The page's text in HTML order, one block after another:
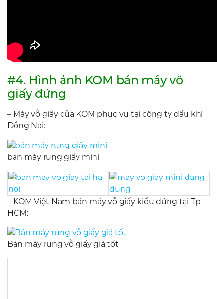
#4. Hình ảnh KOM bán máy vỗ
giấy đứng
– Máy vỗ giấy của KOM phục vụ tại công ty dầu khí
Đồng Nai:
bán máy rung giấy mini
– KOM Việt Nam bán máy vỗ giấy kiểu đứng tại Tp
HCM:
Bán máy rung vỗ giấy giá tốt